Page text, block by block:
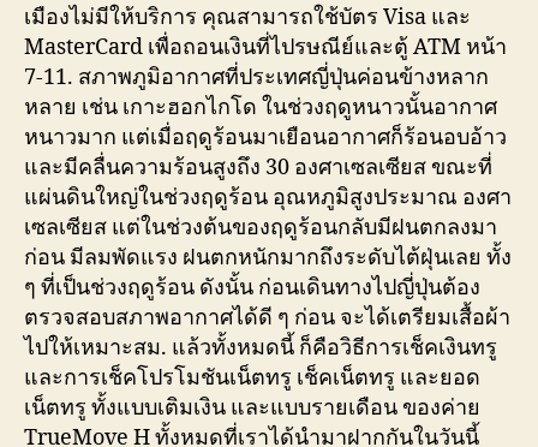
เมืองไม่มีให้บริการ คุณสามารถใช้บัตร Visa และ
MasterCard เพื่อถอนเงินที่ไปรษณีย์และตู้ ATM หน้า
7-11. สภาพภูมิอากาศที่ประเทศญี่ปุ่นค่อนข้างหลาก
หลาย เช่น เกาะฮอกไกโด ในช่วงฤดูหนาวนั้นอากาศ
หนาวมาก แต่เมื่อฤดูร้อนมาเยือนอากาศก็ร้อนอบอ้าว
และมีคลื่นความร้อนสูงถึง 30 องศาเซลเซียส ขณะที่
แผ่นดินใหญ่ในช่วงฤดูร้อน อุณหภูมิสูงประมาณ องศา
เซลเซียส แต่ในช่วงต้นของฤดูร้อนกลับมีฝนตกลงมา
ก่อน มีลมพัดแรง ฝนตกหนักมากถึงระดับไต้ฝุ่นเลย ทั้ง
ๆ ที่เป็นช่วงฤดูร้อน ดังนั้น ก่อนเดินทางไปญี่ปุ่นต้อง
ตรวจสอบสภาพอากาศได้ดี ๆ ก่อน จะได้เตรียมเสื้อผ้า
ไปให้เหมาะสม. แล้วทั้งหมดนี้ ก็คือวิธีการเช็คเงินทรู
และการเช็คโปรโมชันเน็ตทรู เช็คเน็ตทรู และยอด
เน็ตทรู ทั้งแบบเติมเงิน และแบบรายเดือน ของค่าย
TrueMove H ทั้งหมดที่เราได้นำมาฝากกันในวันนี้